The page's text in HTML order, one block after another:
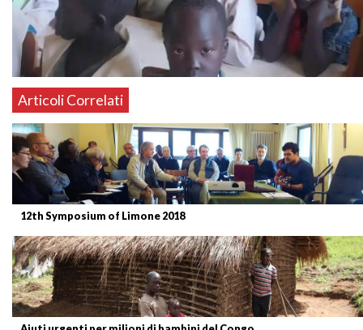
Articoli Correlati
12th Symposium of Limone 2018